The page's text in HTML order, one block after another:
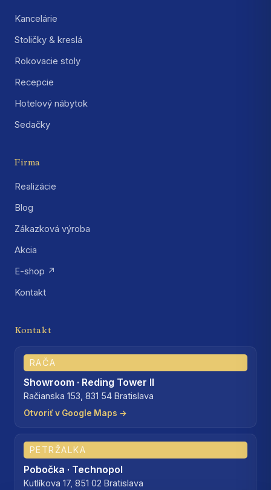
Kancelárie
Stoličky & kreslá
Rokovacie stoly
Recepcie
Hotelový nábytok
Sedačky
Firma
Realizácie
Blog
Zákazková výroba
Akcia
E-shop ↗
Kontakt
Kontakt
RAČA
Showroom · Reding Tower II
Račianska 153, 831 54 Bratislava
Otvoriť v Google Maps →
PETRŽALKA
Pobočka · Technopol
Kutlíkova 17, 851 02 Bratislava